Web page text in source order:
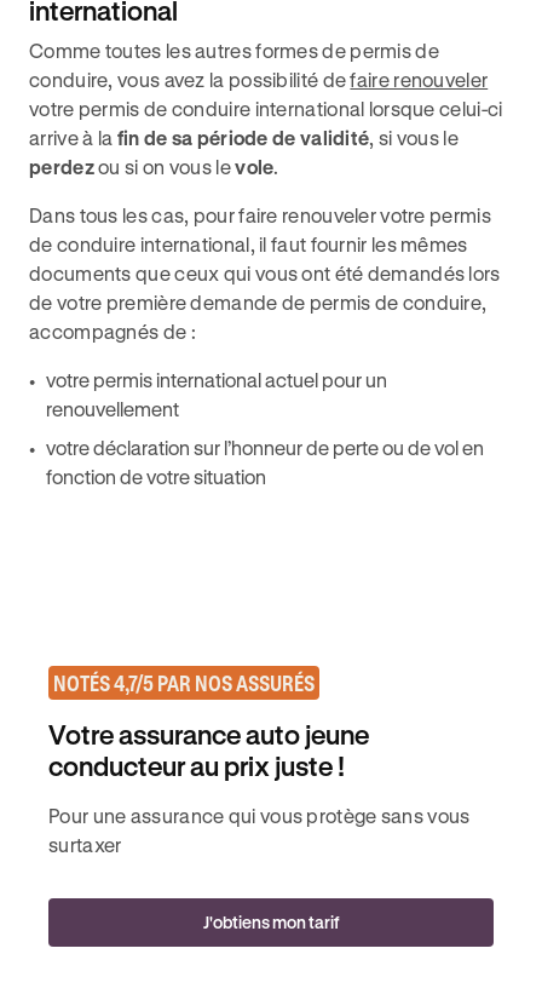
international
Comme toutes les autres formes de permis de
conduire, vous avez la possibilité defaire renouveler
votre permis de conduire international lorsque celui-ci
arrive à la fin de sa période de validité, si vous le
perdezou si on vous levole.
Dans tous les cas, pour faire renouveler votre permis
de conduire international, il faut fournir les mêmes
documents que ceux qui vous ont été demandés lors
de votre première demande de permis de conduire,
accompagnés de :
votre permis international actuel pour un
renouvellement
votre déclaration sur l’honneur de perte ou de vol en
fonction de votre situation
NOTÉS 4,7/5 PAR NOS ASSURÉS
Votre assurance auto jeune
conducteur au prix juste !
Pour une assurance qui vous protège sans vous
surtaxer
J'obtiens mon tarif